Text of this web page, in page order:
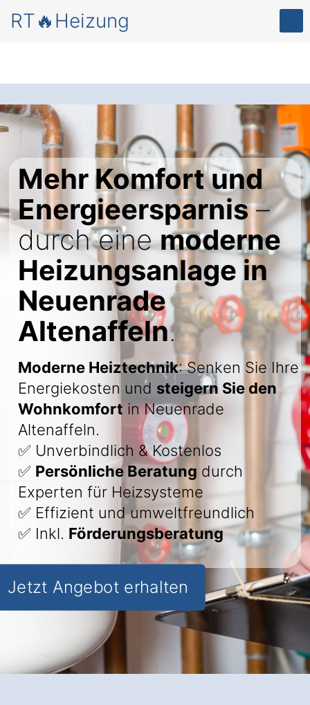
RT🔥Heizung
Mehr Komfort und
Energieersparnis–
durch einemoderne
Heizungsanlage in
Neuenrade
Altenaffeln.
Moderne Heiztechnik: Senken Sie Ihre
Energiekosten und steigern Sie den
Wohnkomfort in Neuenrade
Altenaffeln.
✅ Unverbindlich & Kostenlos
✅ Persönliche Beratung durch
Experten für Heizsysteme
✅ Effizient und umweltfreundlich
✅ Inkl. Förderungsberatung
Jetzt Angebot erhalten